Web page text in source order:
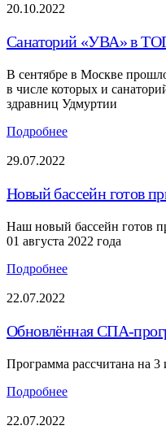
20.10.2022
Санаторий «УВА» в
В сентябре в Москве
в числе которых и
здравниц Удмуртии
Подробнее
29.07.2022
Новый бассейн готов
Наш новый бассейн готов
01 августа 2022 года
Подробнее
22.07.2022
Обновлённая СПА-
Программа рассчитана на 3
Подробнее
22.07.2022